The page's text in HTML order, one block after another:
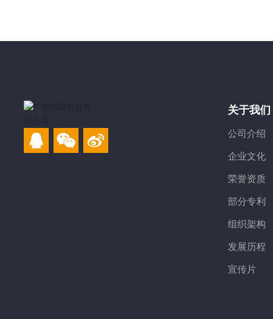
关于我们
公司介绍
企业文化
荣誉资质
部分专利
组织架构
发展历程
宣传片